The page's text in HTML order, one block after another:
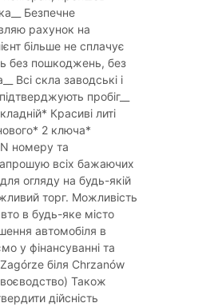
Безпечне
рахунок на
більше не сплачує
без пошкоджень, без
Всі скла заводські і
пробіг__
Красиві литі
2 ключа*
номеру та
всіх бажаючих
огляду на будь-якій
торг. Можливість
в будь-яке місто
автомобіля в
у фінансуванні та
біля Chrzanów
Також
дійсність